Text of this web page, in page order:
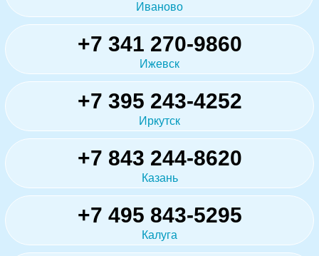
Иваново
+7 341 270-9860
Ижевск
+7 395 243-4252
Иркутск
+7 843 244-8620
Казань
+7 495 843-5295
Калуга